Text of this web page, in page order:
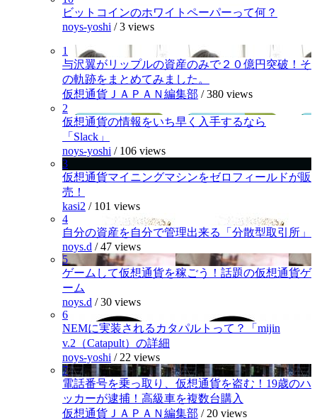
ビットコインのホワイトペーパーって何？
noys-yoshi /3 views
1
与沢翼がリップルの資産のみで２０億円突破！そ
の軌跡をまとめてみました。
仮想通貨ＪＡＰＡＮ編集部 /380 views
2
仮想通貨の情報をいち早く入手するなら
「Slack」
noys-yoshi / 106 views
3
仮想通貨マイニングマシンをゼロフィールドが販
売！
kasi2 / 101 views
4
自分の資産を自分で管理出来る「分散型取引所」
noys.d /47 views
5
ゲームして仮想通貨を稼ごう！話題の仮想通貨ゲ
ーム
noys.d /30 views
6
NEMに実装されるカタパルトって？「mijin
v.2（Catapult）の詳細
noys-yoshi / 22 views
7
電話番号を乗っ取り、仮想通貨を盗む！19歳のハ
ッカーが逮捕！高級車を複数台購入
仮想通貨ＪＡＰＡＮ編集部 / 20 views